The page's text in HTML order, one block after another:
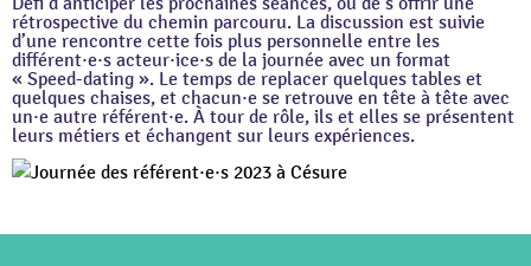
rétrospective du chemin parcouru. La discussion est suivie
d’une rencontre cette fois plus personnelle entre les
différent·e·s acteur·ice·s de la journée avec un format
« Speed-dating ». Le temps de replacer quelques tables et
quelques chaises, et chacun·e se retrouve en tête à tête avec
un·e autre référent·e. À tour de rôle, ils et elles se présentent
leurs métiers et échangent sur leurs expériences.